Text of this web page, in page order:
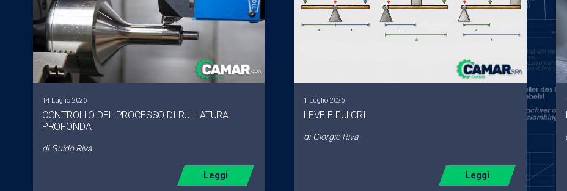
14 Luglio 2026
CONTROLLO DEL PROCESSO DI RULLATURA
PROFONDA
di Guido Riva
Leggi
1 Luglio 2026
LEVE E FULCRI
di Giorgio Riva
Leggi